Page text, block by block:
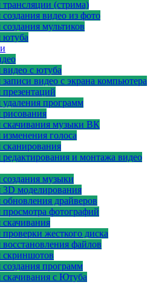
(стрима)
видео из фото
мультиков
ютуба
видео с ютуба
видео с экрана компьютера
программ
музыки ВК
голоса
и монтажа видео
музыки
моделирования
драйверов
фотографий
жесткого диска
файлов
программ
с Ютуба